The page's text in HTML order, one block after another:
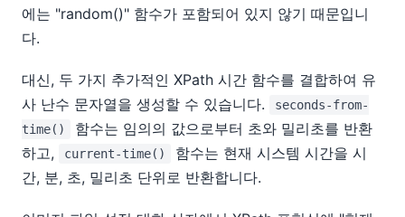
에는 "random()" 함수가 포함되어 있지 않기 때문입니
다.
대신, 두 가지 추가적인 XPath 시간 함수를 결합하여 유
사 난수 문자열을 생성할 수 있습니다.
seconds-from-
time()
함수는 임의의 값으로부터 초와 밀리초를 반환
하고,
current-time()
함수는 현재 시스템 시간을 시
간, 분, 초, 밀리초 단위로 반환합니다.